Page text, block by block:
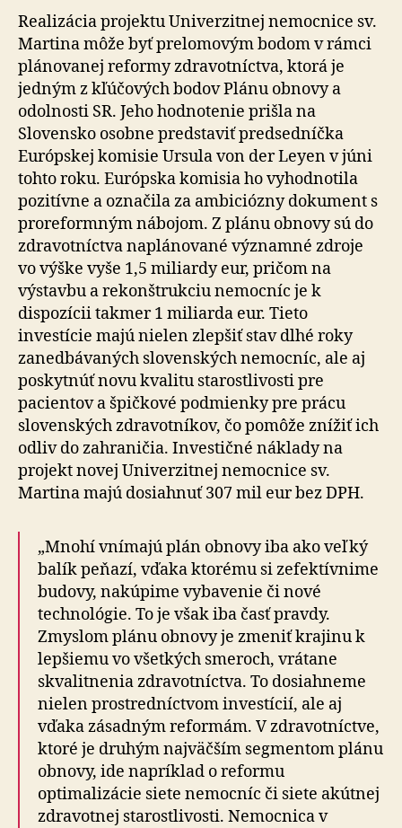
Realizácia projektu Univerzitnej nemocnice sv.
Martina môže byť prelomovým bodom v rámci
plánovanej reformy zdravotníctva, ktorá je
jedným z kľúčových bodov Plánu obnovy a
odolnosti SR. Jeho hodnotenie prišla na
Slovensko osobne predstaviť predsedníčka
Európskej komisie Ursula von der Leyen v júni
tohto roku. Európska komisia ho vyhodnotila
pozitívne a označila za ambiciózny dokument s
proreformným nábojom. Z plánu obnovy sú do
zdravotníctva naplánované významné zdroje
vo výške vyše 1,5 miliardy eur, pričom na
výstavbu a rekonštrukciu nemocníc je k
dispozícii takmer 1 miliarda eur. Tieto
investície majú nielen zlepšiť stav dlhé roky
zanedbávaných slovenských nemocníc, ale aj
poskytnúť novu kvalitu starostlivosti pre
pacientov a špičkové podmienky pre prácu
slovenských zdravotníkov, čo pomôže znížiť ich
odliv do zahraničia. Investičné náklady na
projekt novej Univerzitnej nemocnice sv.
Martina majú dosiahnuť 307 mil eur bez DPH.
„Mnohí vnímajú plán obnovy iba ako veľký
balík peňazí, vďaka ktorému si zefektívnime
budovy, nakúpime vybavenie či nové
technológie. To je však iba časť pravdy.
Zmyslom plánu obnovy je zmeniť krajinu k
lepšiemu vo všetkých smeroch, vrátane
skvalitnenia zdravotníctva. To dosiahneme
nielen prostredníctvom investícií, ale aj
vďaka zásadným reformám. V zdravotníctve,
ktoré je druhým najväčším segmentom plánu
obnovy, ide napríklad o reformu
optimalizácie siete nemocníc či siete akútnej
zdravotnej starostlivosti. Nemocnica v